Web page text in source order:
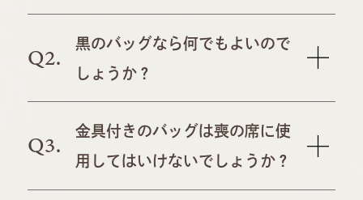
Q2.
黒のバッグなら何でもよいので
しょうか？
Q3.
金具付きのバッグは喪の席に使
用してはいけないでしょうか？